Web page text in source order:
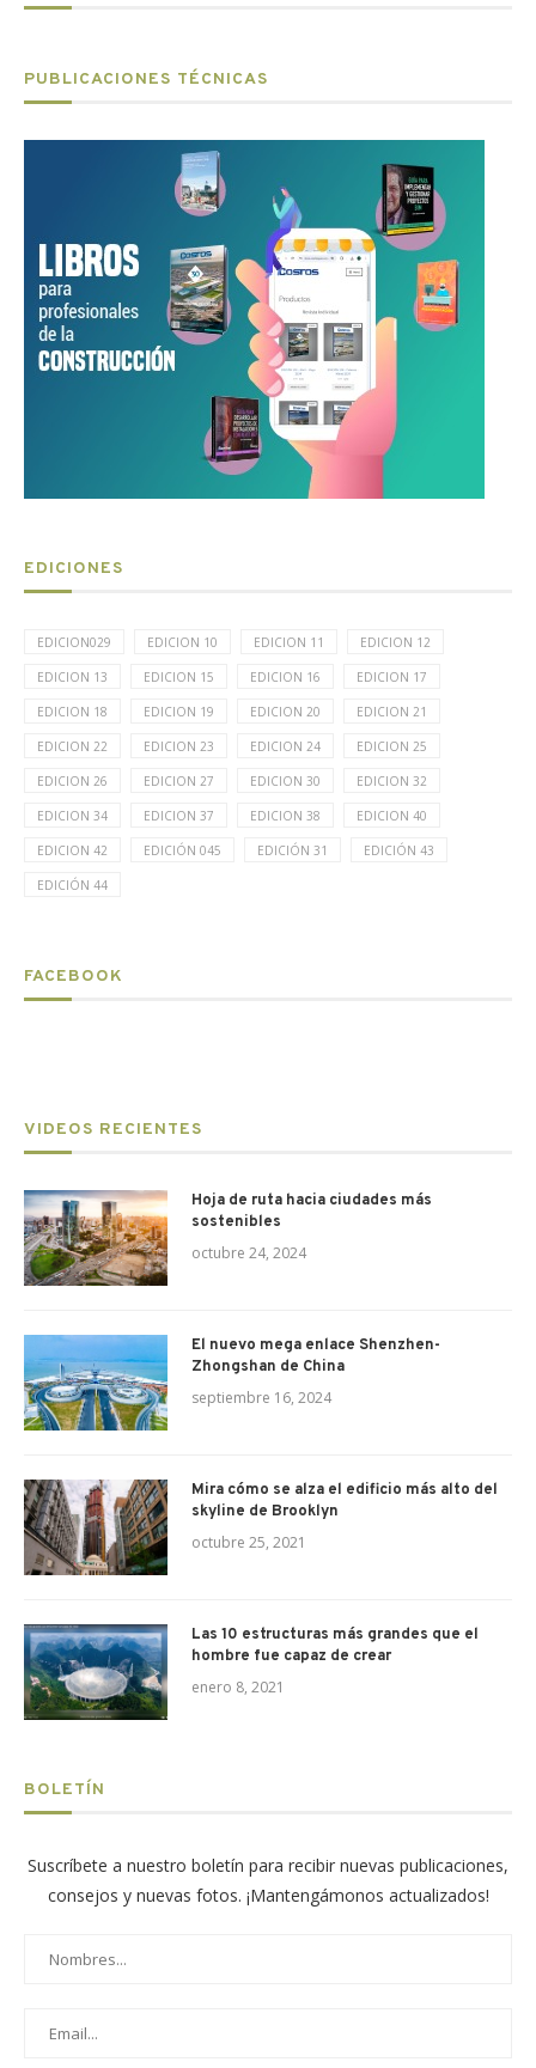
PUBLICACIONES TÉCNICAS
EDICIONES
EDICION029 EDICION 10 EDICION 11 EDICION 12
EDICION 13 EDICION 15 EDICION 16 EDICION 17
EDICION 18 EDICION 19 EDICION 20 EDICION 21
EDICION 22 EDICION 23 EDICION 24 EDICION 25
EDICION 26 EDICION 27 EDICION 30 EDICION 32
EDICION 34 EDICION 37 EDICION 38 EDICION 40
EDICION 42 EDICIÓN 045 EDICIÓN 31 EDICIÓN 43
EDICIÓN 44
FACEBOOK
VIDEOS RECIENTES
Hoja de ruta hacia ciudades más
sostenibles
octubre 24, 2024
El nuevo mega enlace Shenzhen-
Zhongshan de China
septiembre 16, 2024
Mira cómo se alza el edificio más alto del
skyline de Brooklyn
octubre 25, 2021
Las 10 estructuras más grandes que el
hombre fue capaz de crear
enero 8, 2021
BOLETÍN
Suscríbete a nuestro boletín para recibir nuevas publicaciones,
consejos y nuevas fotos. ¡Mantengámonos actualizados!